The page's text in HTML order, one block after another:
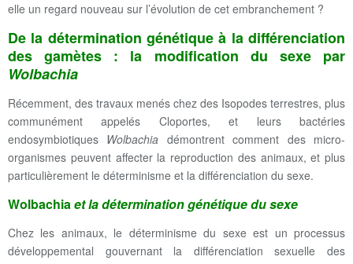
elle un regard nouveau sur l’évolution de cet embranchement ?
De la détermination génétique à la différenciation
des gamètes : la modification du sexe par
Wolbachia
Récemment, des travaux menés chez des Isopodes terrestres, plus
communément appelés Cloportes, et leurs bactéries
endosymbiotiques Wolbachia démontrent comment des micro-
organismes peuvent affecter la reproduction des animaux, et plus
particulièrement le déterminisme et la différenciation du sexe.
Wolbachiaet la détermination génétique du sexe
Chez les animaux, le déterminisme du sexe est un processus
développemental gouvernant la différenciation sexuelle des